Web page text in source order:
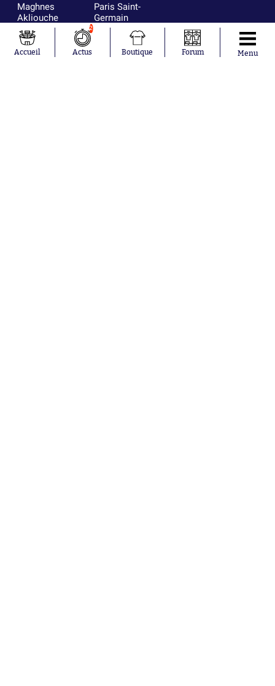
Maghnes
Akliouche
Mohamed
Salah
Lionel Messi
Paris Saint-
Germain
Olympique de
Marseille
Real Madrid
Accueil
2
Actus Boutique Forum Menu